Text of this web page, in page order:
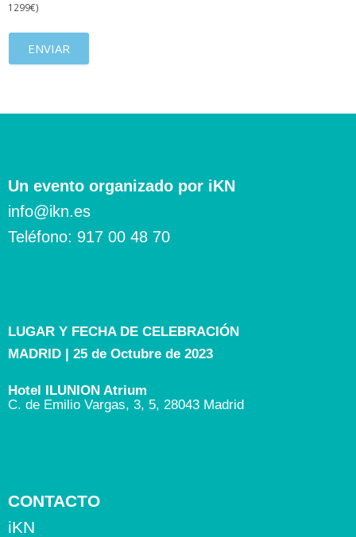
1299€)
ENVIAR
Un evento organizado por iKN
info@ikn.es
Teléfono: 917 00 48 70
LUGAR Y FECHA DE CELEBRACIÓN
MADRID | 25 de Octubre de 2023
Hotel ILUNION Atrium
C. de Emilio Vargas, 3, 5, 28043 Madrid
CONTACTO
iKN